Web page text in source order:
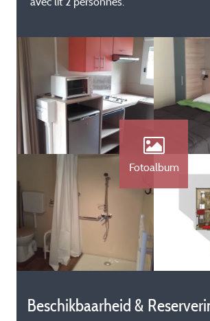
Fotoalbum
Beschikbaarheid &